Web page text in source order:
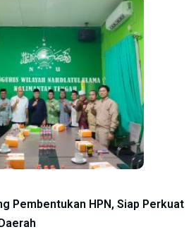
Pembentukan HPN, Siap Perkuat